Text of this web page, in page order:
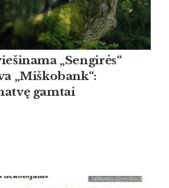
„Sengirės“
„Miškobank“:
gamtai